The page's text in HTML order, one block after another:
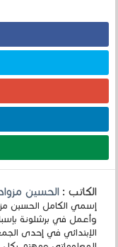
الكاتب :الحسين
وأعمل في برشلونة
الإبتدائي في إحدى